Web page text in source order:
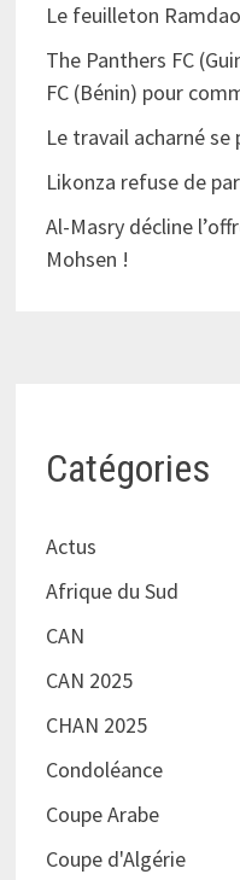
Le feuilleton
The Panthers FC
FC (Bénin) pour
Le travail acharné se
Likonza refuse de
Al-Masry décline
Mohsen !
Catégories
Actus
Afrique du Sud
CAN
CAN 2025
CHAN 2025
Condoléance
Coupe Arabe
Coupe d'Algérie